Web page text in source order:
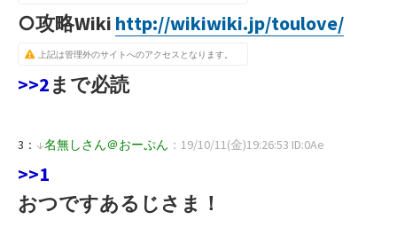
○攻略Wiki http://wikiwiki.jp/toulove/
上記は管理外のサイトへのアクセスとなります。
>>2まで必読
3： ↓名無しさん＠おーぷん ：19/10/11(金)19:26:53 ID:0Ae
>>1
おつですあるじさま！